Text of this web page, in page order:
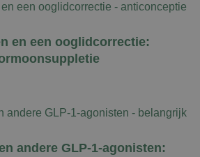
en een ooglidcorrectie:
andere GLP-1-agonisten: